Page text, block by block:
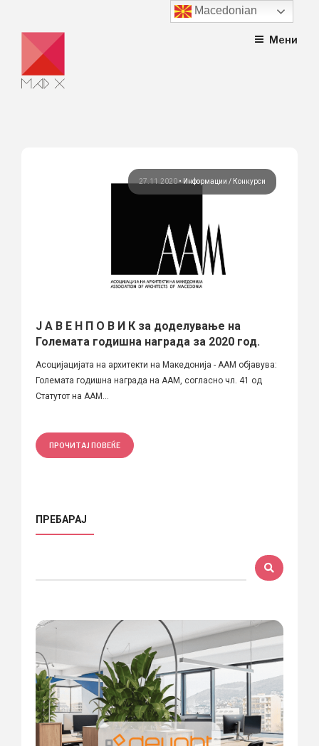
content
Мени
27.11.2020 • Информации Конкурси
Ј А В Е Н П О В И К за доделување на
Големата годишна награда за 2020 год.
Асоцијацијата на архитекти на Македонија - ААМ објавува:
Големата годишна награда на ААМ, согласно чл. 41 од
Статутот на ААМ...
ПРОЧИТАЈ ПОВЕЌЕ
ПРЕБАРАЈ
Macedonian